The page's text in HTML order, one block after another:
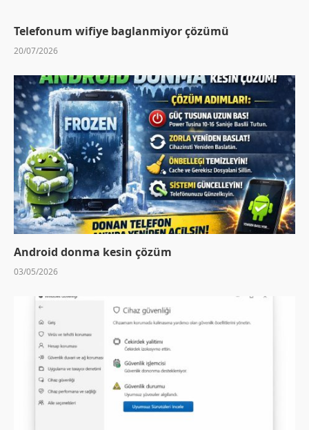
Telefonum wifiye baglanmiyor çözümü
20/07/2026
Android donma kesin çözüm
03/05/2026